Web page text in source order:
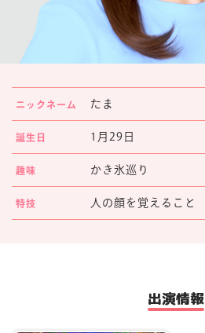
マイページ
ニックネーム たま
誕生日 1月29日
趣味 かき氷巡り
特技 人の顔を覚えること
出演情報